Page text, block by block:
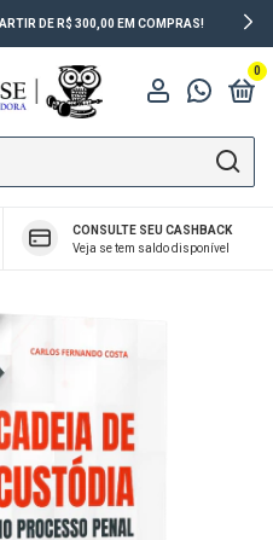
DE R$ 300,00 EM COMPRAS!
0
CONSULTE SEU CASHBACK
Veja se tem saldo disponível